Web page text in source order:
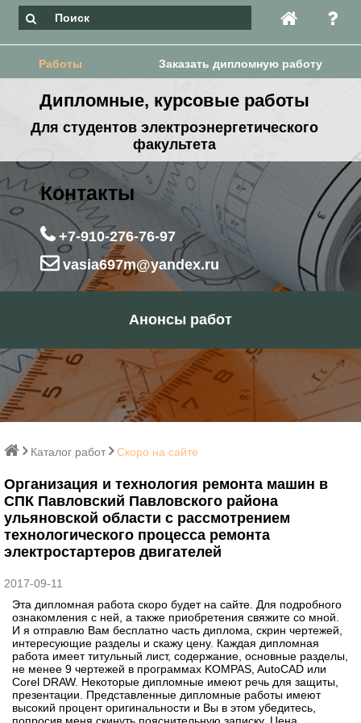
Работы Заказать дипломную работу
Дипломные, курсовые работы
Для студентов электроэнергетического
факультета
Контакты
+7-910-276-76-97
vasia697m@yandex.ru
Анонсы работ
Каталог работ Скоро на сайте
Организация и технология ремонта машин в
СПК Павловский Павловского района
ульяновской области с рассмотрением
технологического процесса ремонта
электростартеров двигателей
2017-09-11
Эта дипломная работа скоро будет на сайте. Для подробного
ознакомления с ней, а также приобретения свяжите со мной.
И я отправлю Вам бесплатно часть диплома, скрин чертежей,
интересующие разделы и скажу цену. Каждая дипломная
работа имеет титульный лист, содержание, основные разделы,
не менее 9 чертежей в программах KOMPAS, AutoCAD или
Corel DRAW. Некоторые дипломные имеют речь для защиты,
презентации. Представленные дипломные работы имеют
высокий процент оригинальности и Вы в этом убедитесь,